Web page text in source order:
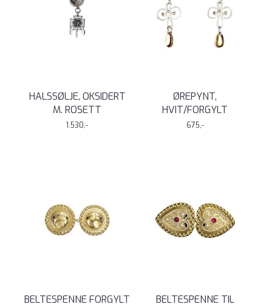
HALSSØLJE, OKSIDERT
M. ROSETT
1.530,-
ØREPYNT,
HVIT/FORGYLT
675,-
BELTESPENNE FORGYLT
BELTESPENNE TIL